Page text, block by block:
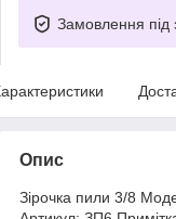
Замовлення під
Опис
Зірочка пили 3/8